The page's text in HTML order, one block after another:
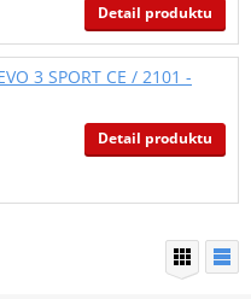
Detail produktu
3 SPORT CE / 2101 -
Detail produktu